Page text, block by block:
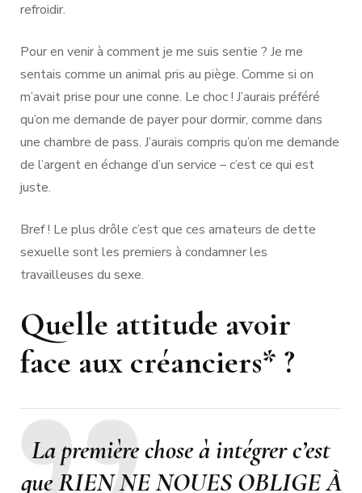
refroidir.
Pour en venir à comment je me suis sentie ? Je me
sentais comme un animal pris au piège. Comme si on
m’avait prise pour une conne. Le choc ! J’aurais préféré
qu’on me demande de payer pour dormir, comme dans
une chambre de pass. J’aurais compris qu’on me demande
de l’argent en échange d’un service – c’est ce qui est
juste.
Bref ! Le plus drôle c’est que ces amateurs de dette
sexuelle sont les premiers à condamner les
travailleuses du sexe.
Quelle attitude avoir
face aux créanciers* ?
La première chose à intégrer c’est
que RIEN NE NOUES OBLIGE À